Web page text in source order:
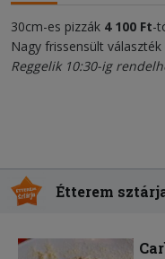
30cm-es pizzák 4 100 Ft-
Nagy frissensült választék
Reggelik 10:30-ig
Étterem